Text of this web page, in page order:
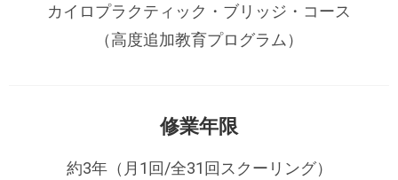
カイロプラクティック・ブリッジ・コース
（高度追加教育プログラム）
修業年限
約3年（月1回/全31回スクーリング）